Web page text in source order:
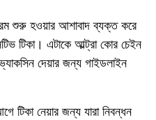
শুরু হওয়ার আশাবাদ ব্যক্ত করে
টিকা। এটাকে আল্ট্রা কোর চেইন
দেয়ার জন্য গাইডলাইন
টিকা নেয়ার জন্য যারা নিবন্ধন